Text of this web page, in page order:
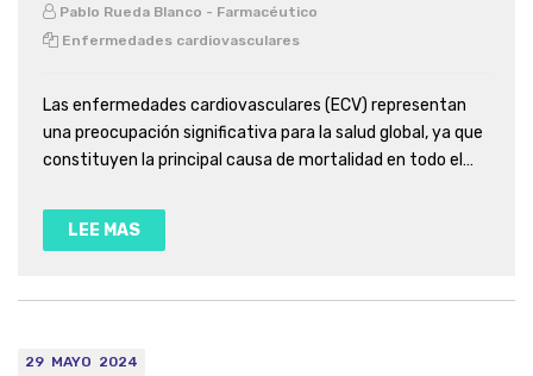
Pablo Rueda Blanco - Farmacéutico
Enfermedades cardiovasculares
Las enfermedades cardiovasculares (ECV) representan
una preocupación significativa para la salud global, ya que
constituyen la principal causa de mortalidad en todo el
LEE MAS
29 MAYO 2024